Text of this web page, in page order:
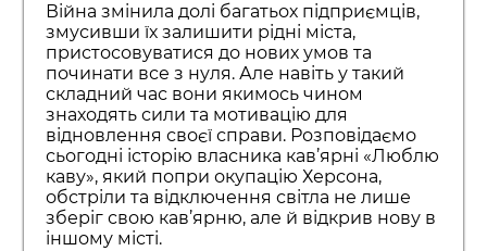
Війна змінила долі багатьох підприємців,
змусивши їх залишити рідні міста,
пристосовуватися до нових умов та
починати все з нуля. Але навіть у такий
складний час вони якимось чином
знаходять сили та мотивацію для
відновлення своєї справи. Розповідаємо
сьогодні історію власника кав’ярні «Люблю
каву», який попри окупацію Херсона,
обстріли та відключення світла не лише
зберіг свою кав’ярню, але й відкрив нову в
іншому місті.